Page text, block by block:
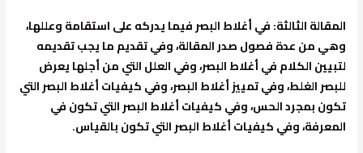
المقالة الثالثة: في أغلاط البصر فيما يدركه على استقامة وعللها،
وهي من عدة فصول صدر المقالة، وفي تقديم ما يجب تقديمه
لتبيين الكلام في أغلاط البصر، وفي العلل التي من أجلها يعرض
للبصر الغلط، وفي تمييز أغلاط البصر، وفي كيفيات أغلاط البصر التي
تكون بمجرد الحس، وفي كيفيات أغلاط البصر التي تكون في
المعرفة، وفي كيفيات أغلاط البصر التي تكون بالقياس.